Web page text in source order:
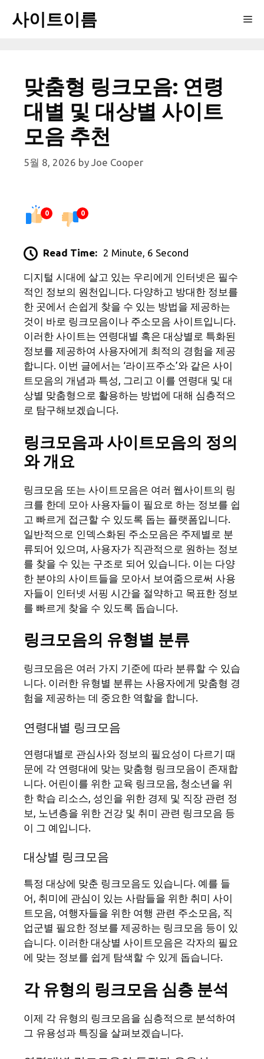
사이트이름
맞춤형 링크모음: 연령
대별 및 대상별 사이트
모음 추천
5월 8, 2026 by Joe Cooper
0 0
Read Time: 2 Minute, 6 Second
디지털 시대에 살고 있는 우리에게 인터넷은 필수
적인 정보의 원천입니다. 다양하고 방대한 정보를
한 곳에서 손쉽게 찾을 수 있는 방법을 제공하는
것이 바로 링크모음이나 주소모음 사이트입니다.
이러한 사이트는 연령대별 혹은 대상별로 특화된
정보를 제공하여 사용자에게 최적의 경험을 제공
합니다. 이번 글에서는 ‘라이프주소’와 같은 사이
트모음의 개념과 특성, 그리고 이를 연령대 및 대
상별 맞춤형으로 활용하는 방법에 대해 심층적으
로 탐구해보겠습니다.
링크모음과 사이트모음의 정의
와 개요
링크모음 또는 사이트모음은 여러 웹사이트의 링
크를 한데 모아 사용자들이 필요로 하는 정보를 쉽
고 빠르게 접근할 수 있도록 돕는 플랫폼입니다.
일반적으로 인덱스화된 주소모음은 주제별로 분
류되어 있으며, 사용자가 직관적으로 원하는 정보
를 찾을 수 있는 구조로 되어 있습니다. 이는 다양
한 분야의 사이트들을 모아서 보여줌으로써 사용
자들이 인터넷 서핑 시간을 절약하고 목표한 정보
를 빠르게 찾을 수 있도록 돕습니다.
링크모음의 유형별 분류
링크모음은 여러 가지 기준에 따라 분류할 수 있습
니다. 이러한 유형별 분류는 사용자에게 맞춤형 경
험을 제공하는 데 중요한 역할을 합니다.
연령대별 링크모음
연령대별로 관심사와 정보의 필요성이 다르기 때
문에 각 연령대에 맞는 맞춤형 링크모음이 존재합
니다. 어린이를 위한 교육 링크모음, 청소년을 위
한 학습 리소스, 성인을 위한 경제 및 직장 관련 정
보, 노년층을 위한 건강 및 취미 관련 링크모음 등
이 그 예입니다.
대상별 링크모음
특정 대상에 맞춘 링크모음도 있습니다. 예를 들
어, 취미에 관심이 있는 사람들을 위한 취미 사이
트모음, 여행자들을 위한 여행 관련 주소모음, 직
업군별 필요한 정보를 제공하는 링크모음 등이 있
습니다. 이러한 대상별 사이트모음은 각자의 필요
에 맞는 정보를 쉽게 탐색할 수 있게 돕습니다.
각 유형의 링크모음 심층 분석
이제 각 유형의 링크모음을 심층적으로 분석하여
그 유용성과 특징을 살펴보겠습니다.